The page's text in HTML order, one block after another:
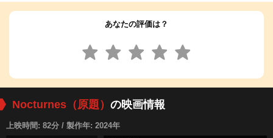
あなたの評価は？
Nocturnes（原題） の映画情報
上映時間: 82分 / 製作年: 2024年